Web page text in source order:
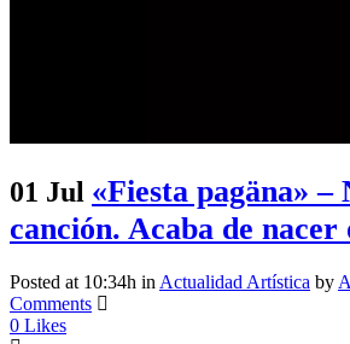
01 Jul «Fiesta pagäna» –
canción. Acaba de nacer
Posted at 10:34h in Actualidad Artística by
Comments
0 Likes